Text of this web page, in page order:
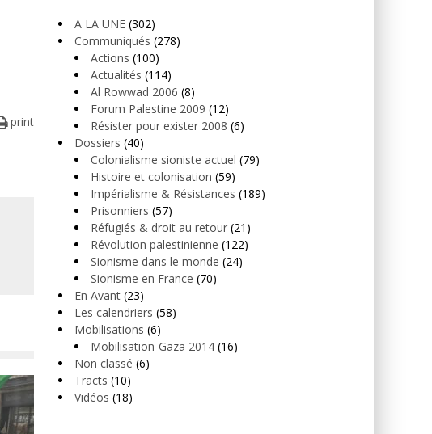
print
A LA UNE (302)
Communiqués (278)
Actions (100)
Actualités (114)
Al Rowwad 2006 (8)
Forum Palestine 2009 (12)
Résister pour exister 2008 (6)
Dossiers (40)
Colonialisme sioniste actuel (79)
Histoire et colonisation (59)
Impérialisme & Résistances (189)
Prisonniers (57)
Réfugiés & droit au retour (21)
Révolution palestinienne (122)
Sionisme dans le monde (24)
Sionisme en France (70)
En Avant (23)
Les calendriers (58)
Mobilisations (6)
Mobilisation-Gaza 2014 (16)
Non classé (6)
Tracts (10)
Vidéos (18)